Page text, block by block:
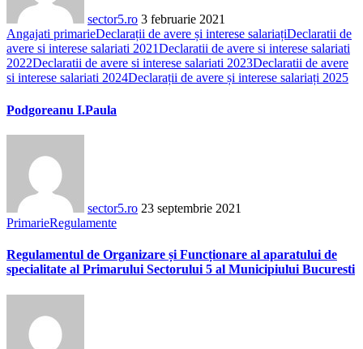
sector5.ro 3 februarie 2021
Angajati primarieDeclarații de avere și interese salariațiDeclaratii de
avere si interese salariati 2021Declaratii de avere si interese salariati
2022Declaratii de avere si interese salariati 2023Declaratii de avere
si interese salariati 2024Declarații de avere și interese salariați 2025
Podgoreanu I.Paula
sector5.ro 23 septembrie 2021
PrimarieRegulamente
Regulamentul de Organizare și Funcționare al aparatului de
specialitate al Primarului Sectorului 5 al Municipiului Bucuresti